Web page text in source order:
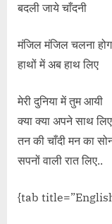
बदली जाये चाँदनी
मंजिल मंजिल चलना
हाथों में अब हाथ लिए
मेरी दुनिया में तुम आयी
क्या क्या अपने साथ लिए
तन की चाँदी मन का
सपनों वाली रात लिए..
{tab